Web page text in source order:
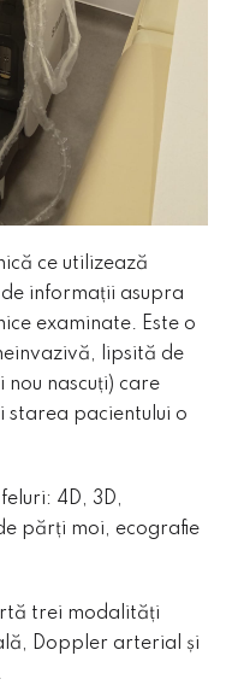
ce utilizează
informații asupra
examinate. Este o
lipsită de
nou nascuți) care
pacientului o
4D, 3D,
părți moi, ecografie
trei modalități
Doppler arterial și
modulele cookie
pentru
acordul
fişierele cookie de